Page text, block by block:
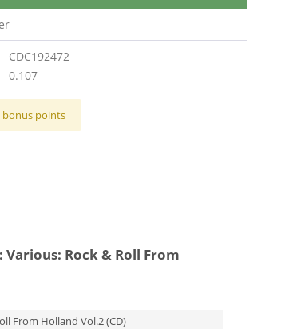
CDC192472
0.107
bonus points
Various: Rock & Roll From
From Holland Vol.2 (CD)